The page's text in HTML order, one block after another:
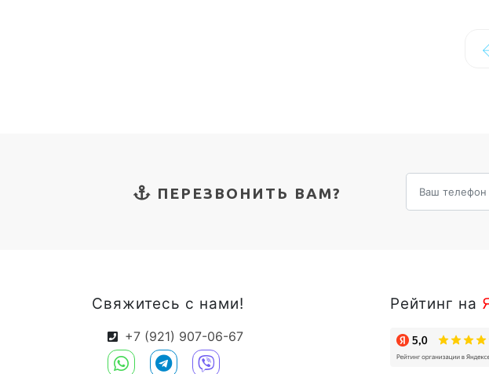
ПЕРЕЗВОНИТЬ ВАМ?
Свяжитесь с нами!
+7 (921) 907-06-67
Рейтинг на